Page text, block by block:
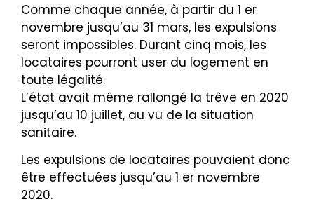
Comme chaque année, à partir du 1 er
novembre jusqu’au 31 mars, les expulsions
seront impossibles. Durant cinq mois, les
locataires pourront user du logement en
toute légalité.
L’état avait même rallongé la trêve en 2020
jusqu’au 10 juillet, au vu de la situation
sanitaire.
Les expulsions de locataires pouvaient donc
être effectuées jusqu’au 1 er novembre
2020.